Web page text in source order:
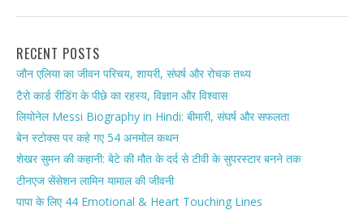
RECENT POSTS
जौन एलिया का जीवन परिचय, शायरी, संघर्ष और रोचक तथ्य
टैरो कार्ड रीडिंग के पीछे का रहस्य, विज्ञान और विश्वास
लियोनेल Messi Biography in Hindi: बीमारी, संघर्ष और सफलता
बेन स्टोक्स पर कहे गए 54 अनमोल कथन
शेखर सुमन की कहानी: बेटे की मौत के दर्द से टीवी के सुपरस्टार बनने तक
टीनएज सेंसेशन लामिन यामाल की जीवनी
पापा के लिए 44 Emotional & Heart Touching Lines